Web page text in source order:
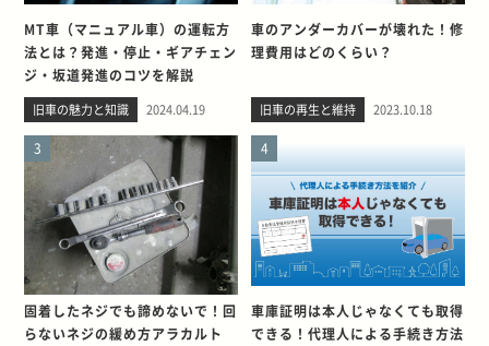
MT車（マニュアル車）の運転方
法とは？発進・停止・ギアチェン
ジ・坂道発進のコツを解説
旧車の魅力と知識 2024.04.19
車のアンダーカバーが壊れた！修
理費用はどのくらい？
旧車の再生と維持 2023.10.18
3
固着したネジでも諦めないで！回
らないネジの緩め方アラカルト
4
車庫証明は本人じゃなくても取得
できる！代理人による手続き方法